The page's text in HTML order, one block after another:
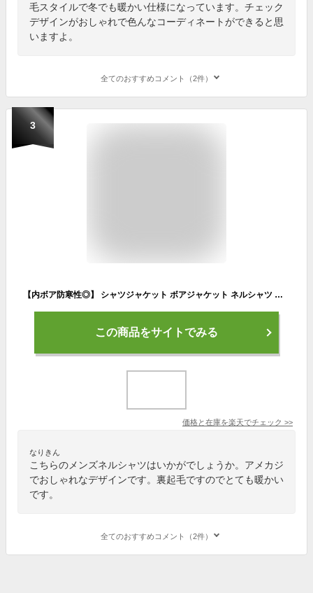
毛スタイルで冬でも暖かい仕様になっています。チェック
デザインがおしゃれで色んなコーディネートができると思
いますよ。
全てのおすすめコメント（2件）
3
【内ボア防寒性◎】 シャツジャケット ボアジャケット ネルシャツ メンズ レディース ★REV 7988071 シャツ カジュアルシャツ 長袖 ボア ジャケット 長袖シャツ 秋冬 チェック柄 チェック 起毛 アメカジ 裏ボア ジャケットメンズ Vintage 厚手 着る毛布 暖かい 防寒 送料無料
この商品をサイトでみる
価格と在庫を楽天でチェック >>
なりきん
こちらのメンズネルシャツはいかがでしょうか。アメカジ
でおしゃれなデザインです。裏起毛ですのでとても暖かい
です。
全てのおすすめコメント（2件）